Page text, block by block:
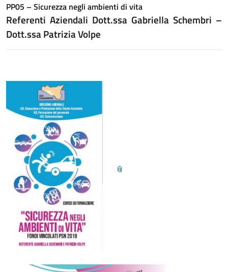
PP05 – Sicurezza negli ambienti di vita
Referenti Aziendali Dott.ssa Gabriella Schembri –
Dott.ssa Patrizia Volpe